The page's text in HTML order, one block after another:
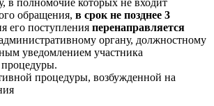
обращения, в срок не позднее 3
его поступления перенаправляется
органу, должностному
уведомлением участника
процедуры, возбужденной на